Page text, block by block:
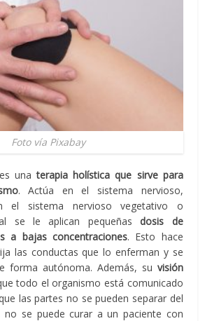
Foto vía Pixabay
unaterapia holística que sirve para
. Actúa en el sistema nervioso,
el sistema nervioso vegetativo o
se le aplican pequeñasdosis de
a bajas concentraciones. Esto hace
las conductas que lo enferman y se
forma autónoma. Además, su visión
todo el organismo está comunicado
las partes no se pueden separar del
no se puede curar a un paciente con